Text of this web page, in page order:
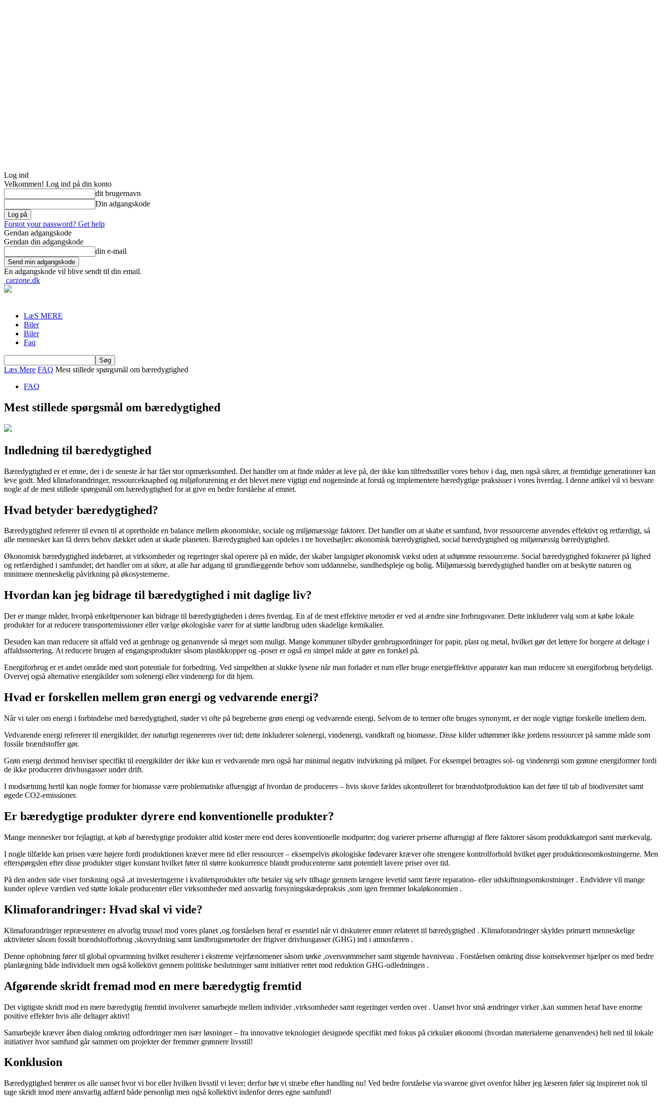
Log ind
Velkommen! Log ind på din konto
dit brugernavn
Din adgangskode
Forgot your password? Get help
Gendan adgangskode
Gendan din adgangskode
din e-mail
En adgangskode vil blive sendt til din email.
carzone.dk
LæS MERE
Biler
Biler
Faq
Læs Mere FAQ Mest stillede spørgsmål om bæredygtighed
FAQ
Mest stillede spørgsmål om bæredygtighed
Indledning til bæredygtighed
Bæredygtighed er et emne, der i de seneste år har fået stor opmærksomhed. Det handler om at finde måder at leve på, der ikke kun tilfredsstiller vores behov i dag, men også sikrer, at fremtidige generationer kan
leve godt. Med klimaforandringer, ressourceknaphed og miljøforurening er det blevet mere vigtigt end nogensinde at forstå og implementere bæredygtige praksisser i vores hverdag. I denne artikel vil vi besvare
nogle af de mest stillede spørgsmål om bæredygtighed for at give en bedre forståelse af emnet.
Hvad betyder bæredygtighed?
Bæredygtighed refererer til evnen til at opretholde en balance mellem økonomiske, sociale og miljømæssige faktorer. Det handler om at skabe et samfund, hvor ressourcerne anvendes effektivt og retfærdigt, så
alle mennesker kan få deres behov dækket uden at skade planeten. Bæredygtighed kan opdeles i tre hovedsøjler: økonomisk bæredygtighed, social bæredygtighed og miljømæssig bæredygtighed.
Økonomisk bæredygtighed indebærer, at virksomheder og regeringer skal operere på en måde, der skaber langsigtet økonomisk vækst uden at udtømme ressourcerne. Social bæredygtighed fokuserer på lighed
og retfærdighed i samfundet; det handler om at sikre, at alle har adgang til grundlæggende behov som uddannelse, sundhedspleje og bolig. Miljømæssig bæredygtighed handler om at beskytte naturen og
minimere menneskelig påvirkning på økosystemerne.
Hvordan kan jeg bidrage til bæredygtighed i mit daglige liv?
Der er mange måder, hvorpå enkeltpersoner kan bidrage til bæredygtigheden i deres hverdag. En af de mest effektive metoder er ved at ændre sine forbrugsvaner. Dette inkluderer valg som at købe lokale
produkter for at reducere transportemissioner eller vælge økologiske varer for at støtte landbrug uden skadelige kemikalier.
Desuden kan man reducere sit affald ved at genbruge og genanvende så meget som muligt. Mange kommuner tilbyder genbrugsordninger for papir, plast og metal, hvilket gør det lettere for borgere at deltage i
affaldssortering. At reducere brugen af engangsprodukter såsom plastikkopper og -poser er også en simpel måde at gøre en forskel på.
Energiforbrug er et andet område med stort potentiale for forbedring. Ved simpelthen at slukke lysene når man forlader et rum eller bruge energieffektive apparater kan man reducere sit energiforbrug betydeligt.
Overvej også alternative energikilder som solenergi eller vindenergi for dit hjem.
Hvad er forskellen mellem grøn energi og vedvarende energi?
Når vi taler om energi i forbindelse med bæredygtighed, støder vi ofte på begreberne grøn energi og vedvarende energi. Selvom de to termer ofte bruges synonymt, er der nogle vigtige forskelle imellem dem.
Vedvarende energi refererer til energikilder, der naturligt regenereres over tid; dette inkluderer solenergi, vindenergi, vandkraft og biomasse. Disse kilder udtømmer ikke jordens ressourcer på samme måde som
fossile brændstoffer gør.
Grøn energi derimod henviser specifikt til energikilder der ikke kun er vedvarende men også har minimal negativ indvirkning på miljøet. For eksempel betragtes sol- og vindenergi som grønne energiformer fordi
de ikke producerer drivhusgasser under drift.
I modsætning hertil kan nogle former for biomasse være problematiske afhængigt af hvordan de produceres – hvis skove fældes ukontrolleret for brændstofproduktion kan det føre til tab af biodiversitet samt
øgede CO2-emissioner.
Er bæredygtige produkter dyrere end konventionelle produkter?
Mange mennesker tror fejlagtigt, at køb af bæredygtige produkter altid koster mere end deres konventionelle modparter; dog varierer priserne afhængigt af flere faktorer såsom produktkategori samt mærkevalg.
I nogle tilfælde kan prisen være højere fordi produktionen kræver mere tid eller ressourcer – eksempelvis økologiske fødevarer kræver ofte strengere kontrolforhold hvilket øger produktionsomkostningerne. Men
efterspørgslen efter disse produkter stiger konstant hvilket fører til større konkurrence blandt producenterne samt potentielt lavere priser over tid.
På den anden side viser forskning også ,at investeringerne i kvalitetsprodukter ofte betaler sig selv tilbage gennem længere levetid samt færre reparation- eller udskiftningsomkostninger . Endvidere vil mange
kunder opleve værdien ved støtte lokale producenter eller virksomheder med ansvarlig forsyningskædepraksis ,som igen fremmer lokaløkonomien .
Klimaforandringer: Hvad skal vi vide?
Klimaforandringer repræsenterer en alvorlig trussel mod vores planet ,og forståelsen heraf er essentiel når vi diskuterer emner relateret til bæredygtighed . Klimaforandringer skyldes primært menneskelige
aktiviteter såsom fossilt brændstofforbrug ,skovrydning samt landbrugsmetoder der frigiver drivhusgasser (GHG) ind i atmosfæren .
Denne ophobning fører til global opvarmning hvilket resulterer i ekstreme vejrfænomener såsom tørke ,oversvømmelser samt stigende havniveau . Forståelsen omkring disse konsekvenser hjælper os med bedre
planlægning både individuelt men også kollektivt gennem politiske beslutninger samt initiativer rettet mod reduktion GHG-udledningen .
Afgørende skridt fremad mod en mere bæredygtig fremtid
Det vigtigste skridt mod en mere bæredygtig fremtid involverer samarbejde mellem individer ,virksomheder samt regeringer verden over . Uanset hvor små ændringer virker ,kan summen heraf have enorme
positive effekter hvis alle deltager aktivt!
Samarbejde kræver åben dialog omkring udfordringer men især løsninger – fra innovative teknologier designede specifikt med fokus på cirkulær økonomi (hvordan materialerne genanvendes) helt ned til lokale
initiativer hvor samfund går sammen om projekter der fremmer grønnere livsstil!
Konklusion
Bæredygtighed berører os alle uanset hvor vi bor eller hvilken livsstil vi lever; derfor bør vi stræbe efter handling nu! Ved bedre forståelse via svarene givet ovenfor håber jeg læseren føler sig inspireret nok til
tage skridt imod mere ansvarlig adfærd både personligt men også kollektivt indenfor deres egne samfund!